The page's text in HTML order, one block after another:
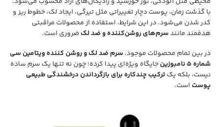
با گذشت زمان، پوست دچار تغییراتی مثل تیرگی، ایجاد لک، خطوط ریز و
کدر شدن می‌شود. در این شرایط، استفاده از محصولات مراقبتی
هدفمند مانندسرم‌های روشن‌کننده و ضد لک ضروری است.
در بین تمام محصولات موجود، سرم ضد لک و روشن کننده ویتامین سی
شماره ۵ نامبوزین
جایگاه ویژه‌ای پیدا کرده؛ چون نه تنها یک سرم ساده
نیست، بلکه یکترکیب چندکاره برای بازگرداندن درخشندگی طبیعی
پوست است.